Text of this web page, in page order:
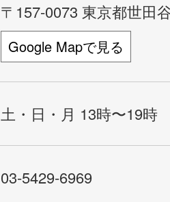
〒157-0073 東京都世田
Google Mapで見る
土・日・月 13時〜19時
03-5429-6969